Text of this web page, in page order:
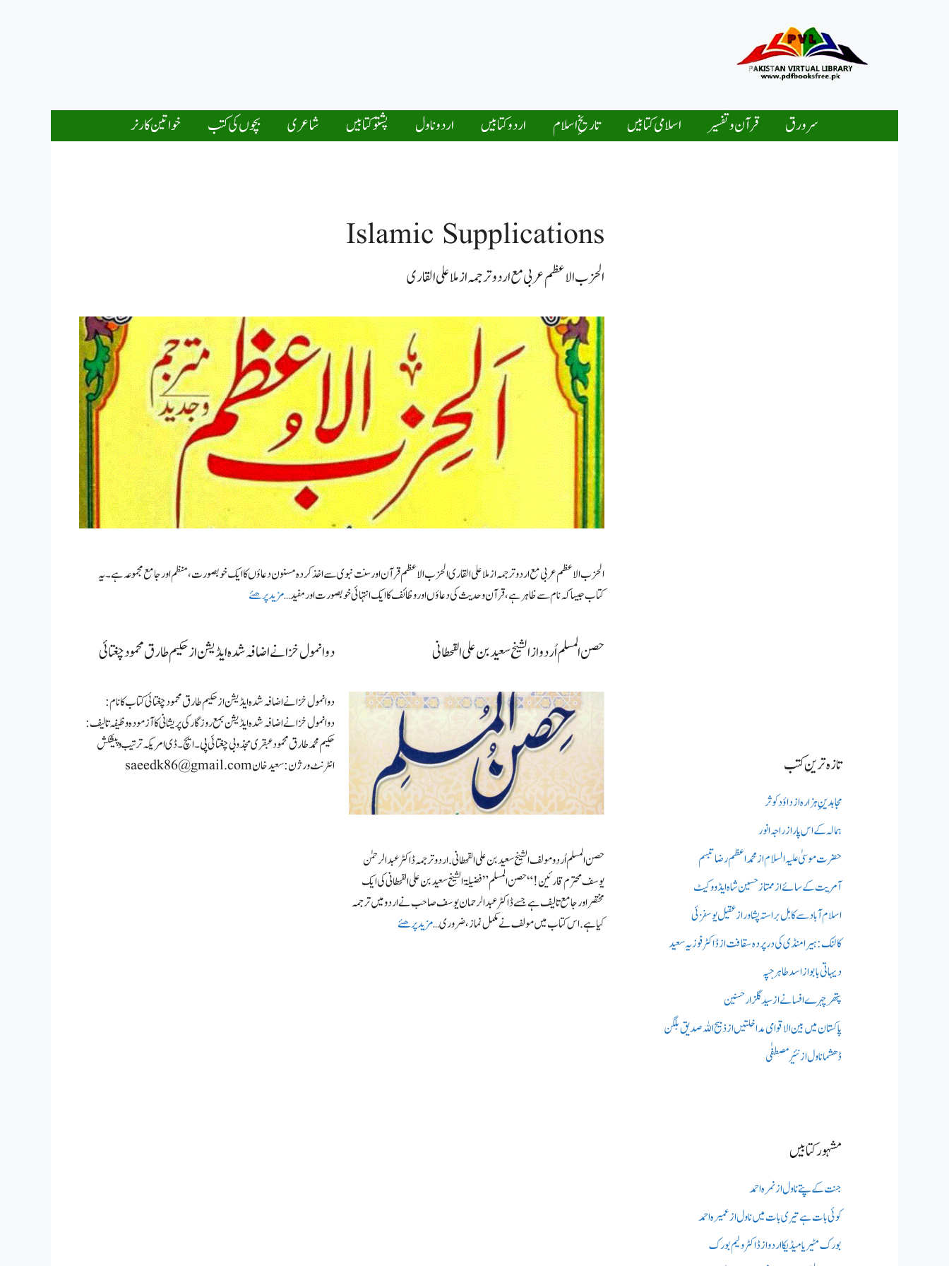
سرورق قرآن و تفسیر اسلامی کتابیں تاریخِ اسلام اردو کتابیں اردو ناول پشتو کتابیں شاعری بچوں کی کتب خواتین کارنر
Islamic Supplications
الحزب الاعظم عربی مع اردو ترجمہ از ملا علی القاری
الحزب الاعظم عربی مع اردو ترجمہ از ملا علی القاری الحزب الاعظم قرآن اور سنت نبوی سے اخذ کردہ مسنون دعاؤں کا ایک خوبصورت، منظم اور جامع مجموعہ ہے۔ یہ
کتاب جیسا کہ نام سے ظاہر ہے، قرآن و حدیث کی دعاؤں اور وظائف کا ایک انتہائی خوبصورت اور مفید …مزید پرھئے
حصن المسلم اُردو از الشیخ سعید بن علی القحطانی
حصن المسلم اُردو مولف الشیخ سعید بن علی القحطانی. اردو ترجمہ ڈاکٹر عبدالرحمٰن
یوسف محترم قارئین! “حصن المسلم” فضیلۃ الشیخ سعید بن علی القحطانی کی ایک
مختصر اور جامع تالیف ہے جسے ڈاکٹر عبدالرحمان یوسف صاحب نے اردو میں ترجمہ
کیا ہے. اس کتاب میں مولف نے مکمل نماز، ضروری …مزید پرھئے
دوانمول خزانے اضافہ شدہ ایڈیشن ازحکیم طارق محمودچغتائی
دوانمول خزانے اضافہ شدہ ایڈیشن ازحکیم طارق محمودچغتائی کتاب کا نام:
دوانمول خزانے اضافہ شدہ ایڈیشن بمع روزگار کی پریشانی کا آزمودہ وظیفہ تالیف:
حکیم محمد طارق محمود عبقری مجذوبی چغتائی پی۔ایچ۔ڈی امریکہ ترتیب و پیشکش
انٹرنٹ ورژن: سعیدخانsaeedk86@gmail.com تازہ ترین کتب
مجاہدینِ ہزارہ از داؤد کوثر
ہمالہ کے اس پار از راجہ انور
حضرت موسیٰ علیہ السلام از محمد اعظم رضا تبسم
آمریت کے سائے از ممتاز حسین شاہ ایڈووکیٹ
اسلام آباد سے کابل براستہ پشاور از عقیل یوسفزئی
کالنک: ہیرا منڈی کی در پردہ سقافت از ڈاکٹر فوزیہ سعید
دیہاتی بابو از اسد طاہر جپہ
پتھر چہرے افسانے از سید گلزار حسنین
پاکستان میں بین الاقوامی مداخلتیں از ذبیح اللہ صدیق بلگن
ڈھشما ناول از نئیر مصطفٰی
مشہور کتابیں
جنت کے پتے ناول از نمرہ احمد
کوئی بات ہے تیری بات میں ناول از عمیرہ احمد
بورک مٹیریا میڈیکااردو از ڈاکٹر ولیم بورک